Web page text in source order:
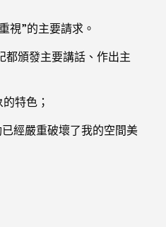
視”的主要請求。
都頒發主要講話、作出主
特色；
經嚴重破壞了我的空間美